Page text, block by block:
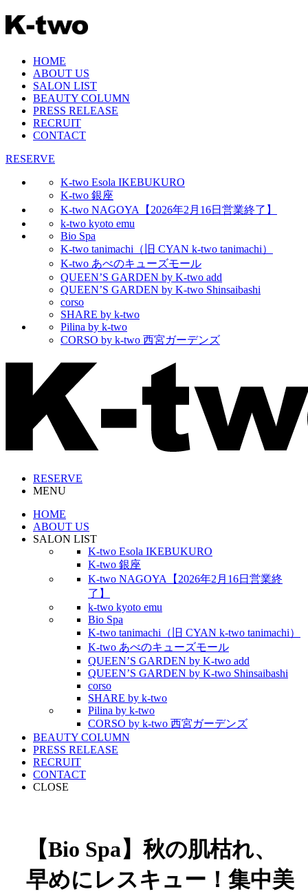
HOME
ABOUT US
SALON LIST
BEAUTY COLUMN
PRESS RELEASE
RECRUIT
CONTACT
RESERVE
K-two Esola IKEBUKURO
K-two 銀座
K-two NAGOYA【2026年2月16日営業終了】
k-two kyoto emu
Bio Spa
K-two tanimachi（旧 CYAN k-two tanimachi）
K-two あべのキューズモール
QUEEN’S GARDEN by K-two add
QUEEN’S GARDEN by K-two Shinsaibashi
corso
SHARE by k-two
Pilina by k-two
CORSO by k-two 西宮ガーデンズ
RESERVE
MENU
HOME
ABOUT US
SALON LIST
K-two Esola IKEBUKURO
K-two 銀座
K-two NAGOYA【2026年2月16日営業終
了】
k-two kyoto emu
Bio Spa
K-two tanimachi（旧 CYAN k-two tanimachi）
K-two あべのキューズモール
QUEEN’S GARDEN by K-two add
QUEEN’S GARDEN by K-two Shinsaibashi
corso
SHARE by k-two
Pilina by k-two
CORSO by k-two 西宮ガーデンズ
BEAUTY COLUMN
PRESS RELEASE
RECRUIT
CONTACT
CLOSE
【Bio Spa】秋の肌枯れ、
早めにレスキュー！集中美